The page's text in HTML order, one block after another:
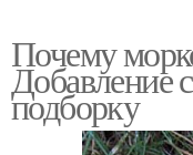
Почему
Добавление
подборку